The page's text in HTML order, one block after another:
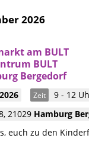
2026
am BULT
BULT
Bergedorf
Zeit 9 - 12
, 21029 Hamburg
euch zu den